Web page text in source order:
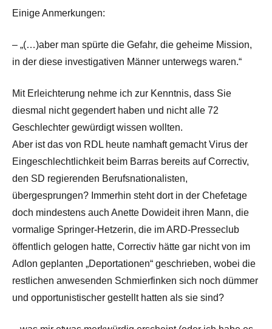
Einige Anmerkungen:
– „(…)aber man spürte die Gefahr, die geheime Mission,
in der diese investigativen Männer unterwegs waren.“
Mit Erleichterung nehme ich zur Kenntnis, dass Sie
diesmal nicht gegendert haben und nicht alle 72
Geschlechter gewürdigt wissen wollten.
Aber ist das von RDL heute namhaft gemacht Virus der
Eingeschlechtlichkeit beim Barras bereits auf Correctiv,
den SD regierenden Berufsnationalisten,
übergesprungen? Immerhin steht dort in der Chefetage
doch mindestens auch Anette Dowideit ihren Mann, die
vormalige Springer-Hetzerin, die im ARD-Presseclub
öffentlich gelogen hatte, Correctiv hätte gar nicht von im
Adlon geplanten „Deportationen“ geschrieben, wobei die
restlichen anwesenden Schmierfinken sich noch dümmer
und opportunistischer gestellt hatten als sie sind?